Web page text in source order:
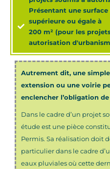
Présentant une
supérieure ou égale à
200 m² (pour les
autorisation
Autrement dit, une
extension ou une voirie
enclencher l’obligation
Dans le cadre d’un projet
étude est une pièce
Permis. Sa réalisation doit
particulier dans le cadre
eaux pluviales où cette